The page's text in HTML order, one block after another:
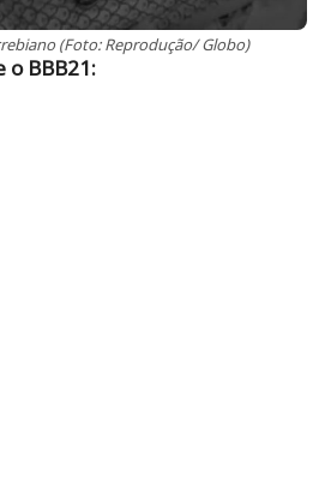
(Foto: Reprodução/ Globo)
o BBB21: